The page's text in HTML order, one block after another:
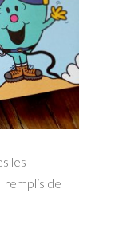
les
remplis de